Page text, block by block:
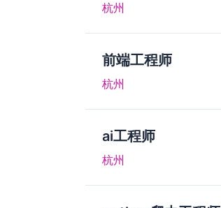
杭州
前端工程师
杭州
ai工程师
杭州